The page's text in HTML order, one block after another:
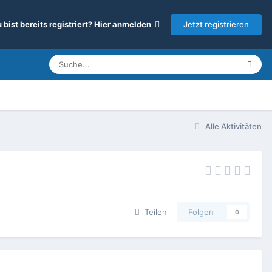
bist bereits registriert? Hier anmelden Jetzt registrieren
Alle Aktivitäten
Teilen Folgen 0